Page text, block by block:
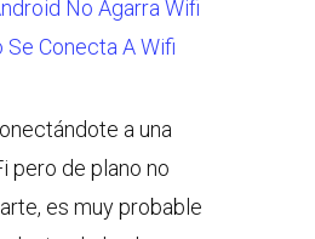
a una
pero de plano no
es muy probable